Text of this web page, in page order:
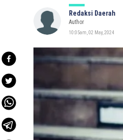
Redaksi Daerah
Author
10:05am, 02 May, 2024